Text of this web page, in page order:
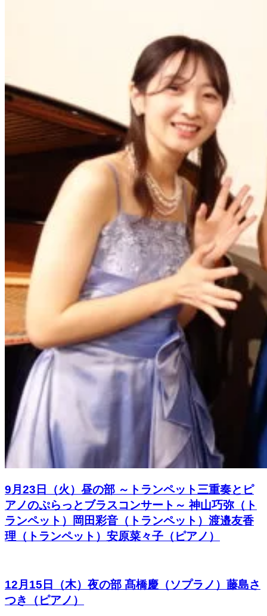
9月23日（火）昼の部 ～トランペット三重奏とピ
アノのぷらっとブラスコンサート～ 神山巧弥（ト
ランペット）岡田彩音（トランペット）渡邉友香
理（トランペット）安原菜々子（ピアノ）
12月15日（木）夜の部 髙橋慶（ソプラノ）藤島さ
つき（ピアノ）